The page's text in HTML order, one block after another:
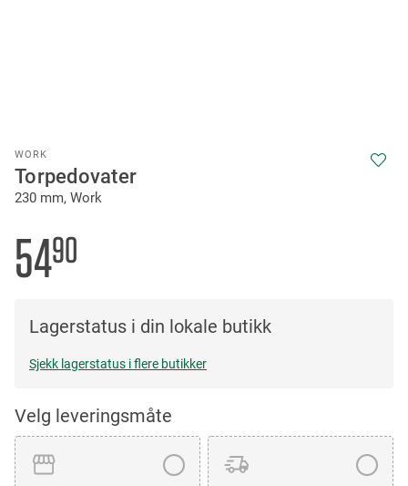
WORK
Torpedovater
230 mm, Work
5490
Lagerstatus i din lokale butikk
Sjekk lagerstatus i flere butikker
Velg leveringsmåte
to
the
beginning
the
images
gallery